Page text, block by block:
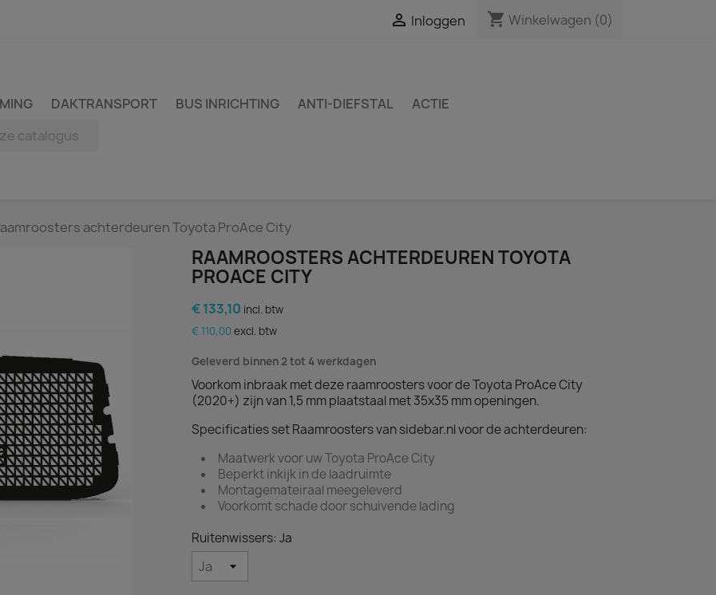
 Inloggen shopping_cart Winkelwagen (0)
DAKTRANSPORT BUS INRICHTING ANTI-DIEFSTAL ACTIE
achterdeuren Toyota ProAce City
RAAMROOSTERS ACHTERDEUREN TOYOTA
PROACE CITY
€ 133,10 incl. btw
€ 110,00 excl. btw
Geleverd binnen 2 tot 4 werkdagen
Voorkom inbraak met deze raamroosters voor de Toyota ProAce City
(2020+) zijn van 1,5 mm plaatstaal met 35x35 mm openingen.
Specificaties set Raamroosters van sidebar.nl voor de achterdeuren:
Maatwerk voor uw Toyota ProAce City
Beperkt inkijk in de laadruimte
Montagemateiraal meegeleverd
Voorkomt schade door schuivende lading
Ruitenwissers: Ja